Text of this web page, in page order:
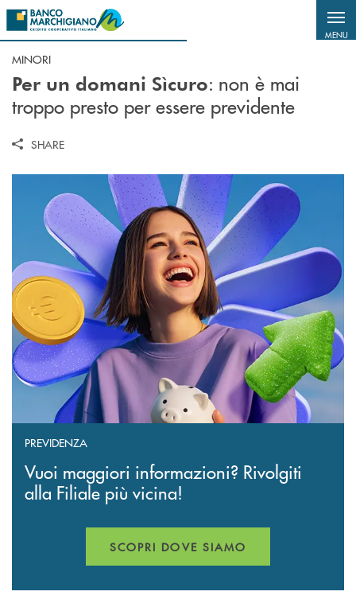
Salta al contenuto principale
MENU
MINORI
Per un domani Sìcuro: non è mai
troppo presto per essere previdente
SHARE
PREVIDENZA
Vuoi maggiori informazioni? Rivolgiti
alla Filiale più vicina!
SCOPRI DOVE SIAMO